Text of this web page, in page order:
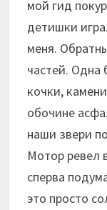
мой гид
детишки
меня.
частей. Одна
кочки,
обочине
наши звери
Мотор ревел
сперва
это просто